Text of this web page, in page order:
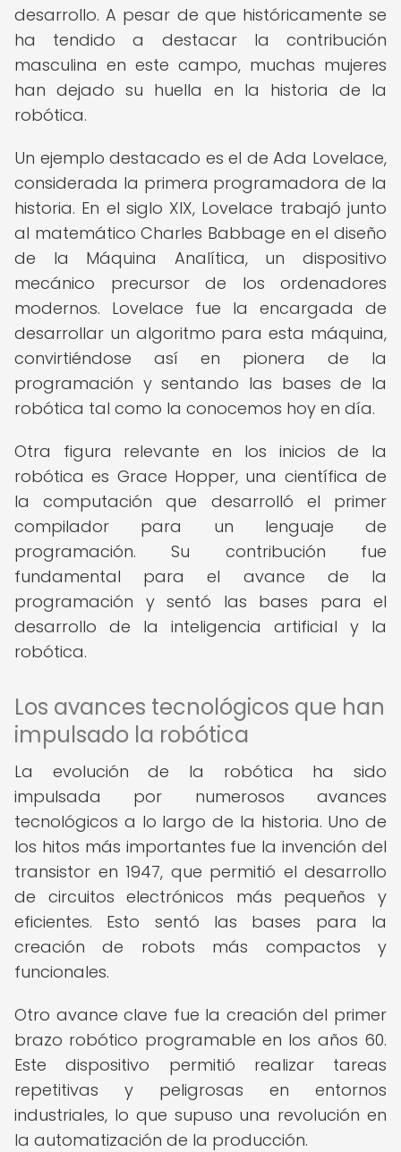
desarrollo. A pesar de que históricamente se
ha tendido a destacar la contribución
masculina en este campo, muchas mujeres
han dejado su huella en la historia de la
robótica.
Un ejemplo destacado es el de Ada Lovelace,
considerada la primera programadora de la
historia. En el siglo XIX, Lovelace trabajó junto
al matemático Charles Babbage en el diseño
de la Máquina Analítica, un dispositivo
mecánico precursor de los ordenadores
modernos. Lovelace fue la encargada de
desarrollar un algoritmo para esta máquina,
convirtiéndose así en pionera de la
programación y sentando las bases de la
robótica tal como la conocemos hoy en día.
Otra figura relevante en los inicios de la
robótica es Grace Hopper, una científica de
la computación que desarrolló el primer
compilador para un lenguaje de
programación. Su contribución fue
fundamental para el avance de la
programación y sentó las bases para el
desarrollo de la inteligencia artificial y la
robótica.
Los avances tecnológicos que han
impulsado la robótica
La evolución de la robótica ha sido
impulsada por numerosos avances
tecnológicos a lo largo de la historia. Uno de
los hitos más importantes fue la invención del
transistor en 1947, que permitió el desarrollo
de circuitos electrónicos más pequeños y
eficientes. Esto sentó las bases para la
creación de robots más compactos y
funcionales.
Otro avance clave fue la creación del primer
brazo robótico programable en los años 60.
Este dispositivo permitió realizar tareas
repetitivas y peligrosas en entornos
industriales, lo que supuso una revolución en
la automatización de la producción.